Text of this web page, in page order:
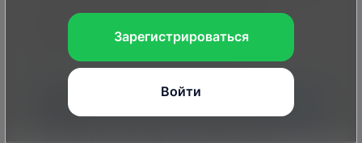
(ходят и бегают), хорошо плавают и
ныряют. Их
полет
частыми взмахами крыльев.
Летящая стая выстраивается углом или
Зарегистрироваться
Войти